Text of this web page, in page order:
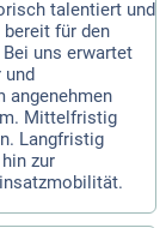
talentiert und
bereit für den
uns erwartet
angenehmen
Mittelfristig
Langfristig
zur